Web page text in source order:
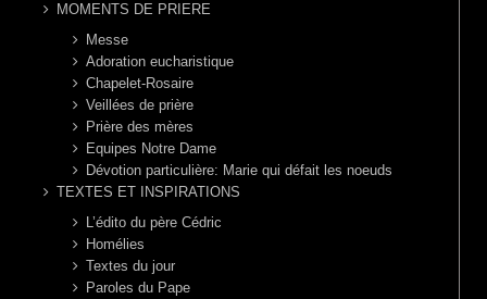
MOMENTS DE PRIERE
Messe
Adoration eucharistique
Chapelet-Rosaire
Veillées de prière
Prière des mères
Equipes Notre Dame
Dévotion particulière: Marie qui défait les noeuds
TEXTES ET INSPIRATIONS
L’édito du père Cédric
Homélies
Textes du jour
Paroles du Pape